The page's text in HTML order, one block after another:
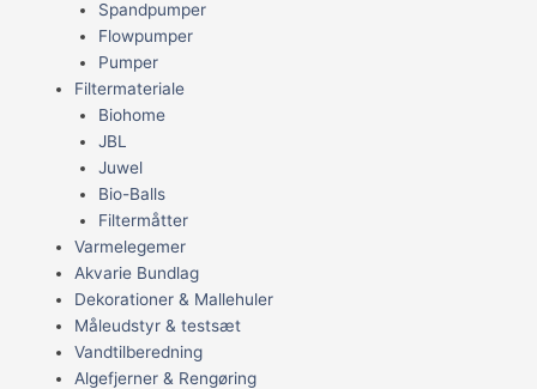
Spandpumper
Flowpumper
Pumper
Filtermateriale
Biohome
JBL
Juwel
Bio-Balls
Filtermåtter
Varmelegemer
Akvarie Bundlag
Dekorationer & Mallehuler
Måleudstyr & testsæt
Vandtilberedning
Algefjerner & Rengøring